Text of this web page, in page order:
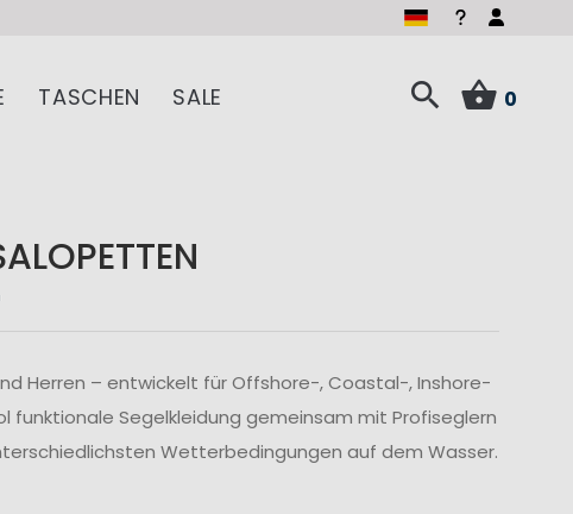
TASCHEN SALE 0
Herren – entwickelt für Offshore-, Coastal-, Inshore-
Segelkleidung gemeinsam mit Profiseglern
Wetterbedingungen auf dem Wasser.